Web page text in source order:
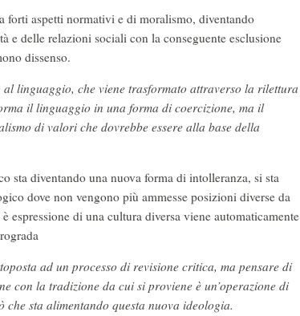
forti aspetti normativi e di moralismo, diventando
e delle relazioni sociali con la conseguente esclusione
dissenso.
linguaggio, che viene trasformato attraverso la rilettura
il linguaggio in una forma di coercizione, ma il
di valori che dovrebbe essere alla base della
sta diventando una nuova forma di intolleranza, si sta
dove non vengono più ammesse posizioni diverse da
espressione di una cultura diversa viene automaticamente
ad un processo di revisione critica, ma pensare di
con la tradizione da cui si proviene è un’operazione di
che sta alimentando questa nuova ideologia.